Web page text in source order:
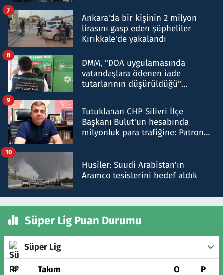
Ankara'da bir kişinin 2 milyon
lirasını gasp eden şüpheliler
Kırıkkale'de yakalandı
7
DMM, "DOA uygulamasında
vatandaşlara ödenen iade
tutarlarının düşürüldüğü"
8
Tutuklanan CHP Silivri İlçe
Başkanı Bulut'un hesabında
milyonluk para trafiğine: Patron
9
Husiler: Suudi Arabistan'ın
Aramco tesislerini hedef aldık
10
Süper Lig Puan Durumu
Süper Lig
# Takım O P